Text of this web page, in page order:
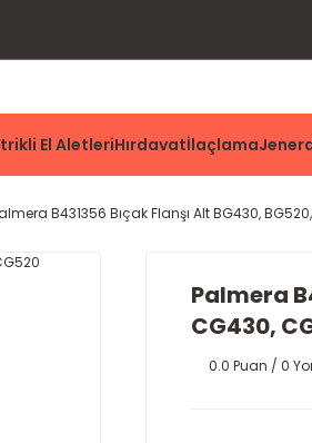
El AletleriHırdavatİlaçlama
B431356 Bıçak Flanşı Alt BG430,
Palmera
CG430,
0.0 Puan / 0